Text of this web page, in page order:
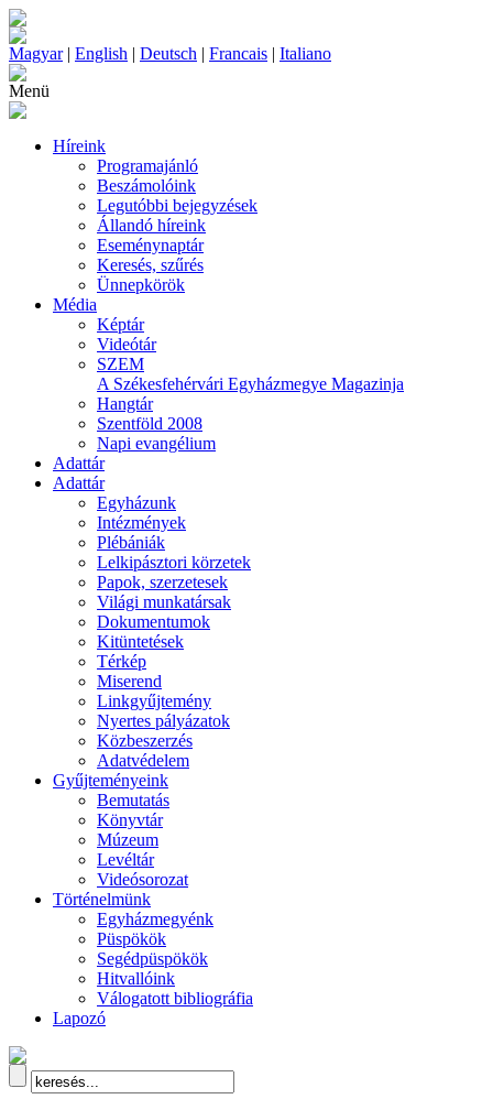
Magyar| English | Deutsch | Francais | Italiano
Menü
Híreink
Programajánló
Beszámolóink
Legutóbbi bejegyzések
Állandó híreink
Eseménynaptár
Keresés, szűrés
Ünnepkörök
Média
Képtár
Videótár
SZEM
A Székesfehérvári Egyházmegye Magazinja
Hangtár
Szentföld 2008
Napi evangélium
Adattár
Adattár
Egyházunk
Intézmények
Plébániák
Lelkipásztori körzetek
Papok, szerzetesek
Világi munkatársak
Dokumentumok
Kitüntetések
Térkép
Miserend
Linkgyűjtemény
Nyertes pályázatok
Közbeszerzés
Adatvédelem
Gyűjteményeink
Bemutatás
Könyvtár
Múzeum
Levéltár
Videósorozat
Történelmünk
Egyházmegyénk
Püspökök
Segédpüspökök
Hitvallóink
Válogatott bibliográfia
Lapozó